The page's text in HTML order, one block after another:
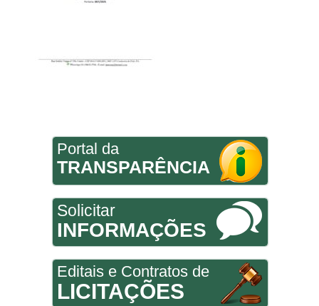
Portal da
TRANSPARÊNCIA
Solicitar
INFORMAÇÕES
Editais e Contratos de
LICITAÇÕES